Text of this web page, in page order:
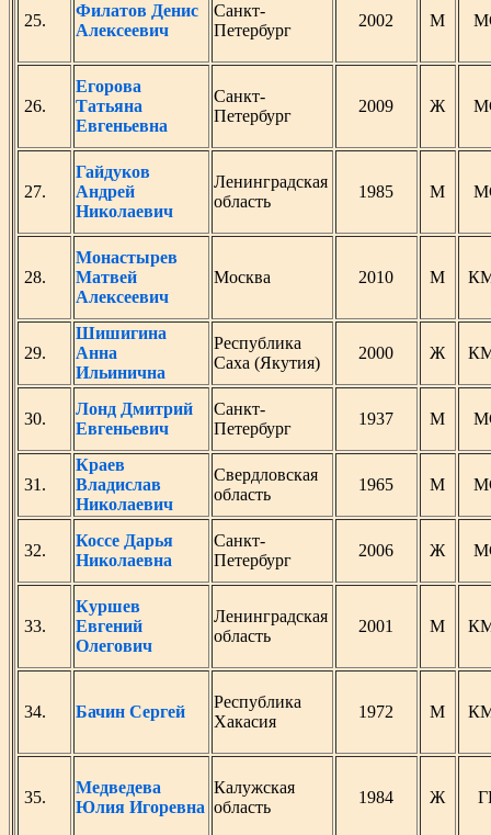
25.
Филатов Денис
Алексеевич
Санкт-
Петербург
2002 М
26.
Егорова
Татьяна
Евгеньевна
Санкт-
Петербург
2009 Ж
27.
Гайдуков
Андрей
Николаевич
Ленинградская
область
1985 М
28.
Монастырев
Матвей
Алексеевич
Москва 2010 М
29.
Шишигина
Анна
Ильинична
Республика
Саха (Якутия)
2000 Ж
30.
Лонд Дмитрий
Евгеньевич
Санкт-
Петербург
1937 М
31.
Краев
Владислав
Николаевич
Свердловская
область
1965 М
32.
Коссе Дарья
Николаевна
Санкт-
Петербург
2006 Ж
33.
Куршев
Евгений
Олегович
Ленинградская
область
2001 М
34. Бачин Сергей
Республика
Хакасия
1972 М
35.
Медведева
Юлия Игоревна
Калужская
область
1984 Ж